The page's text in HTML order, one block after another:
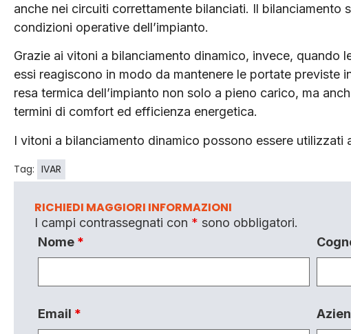
anche nei circuiti correttamente bilanciati. Il bilanciamento
condizioni operative dell’impianto.
Grazie ai vitoni a bilanciamento dinamico, invece, quando
essi reagiscono in modo da mantenere le portate previste
resa termica dell’impianto non solo a pieno carico, ma
termini di comfort ed efficienza energetica.
I vitoni a bilanciamento dinamico possono essere utilizzati
Tag: IVAR
RICHIEDI MAGGIORI INFORMAZIONI
I campi contrassegnati con * sono obbligatori.
Nome *
Email *